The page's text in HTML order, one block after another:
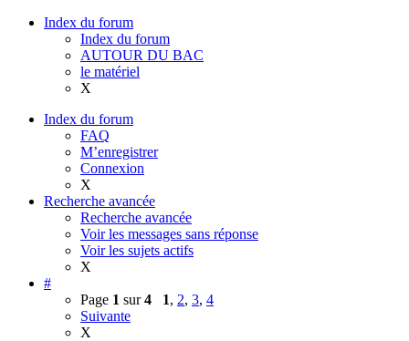
Index du forum
Index du forum
AUTOUR DU BAC
le matériel
X
Index du forum
FAQ
M’enregistrer
Connexion
X
Recherche avancée
Recherche avancée
Voir les messages sans réponse
Voir les sujets actifs
X
#
Page 1 sur4 1, 2, 3, 4
Suivante
X